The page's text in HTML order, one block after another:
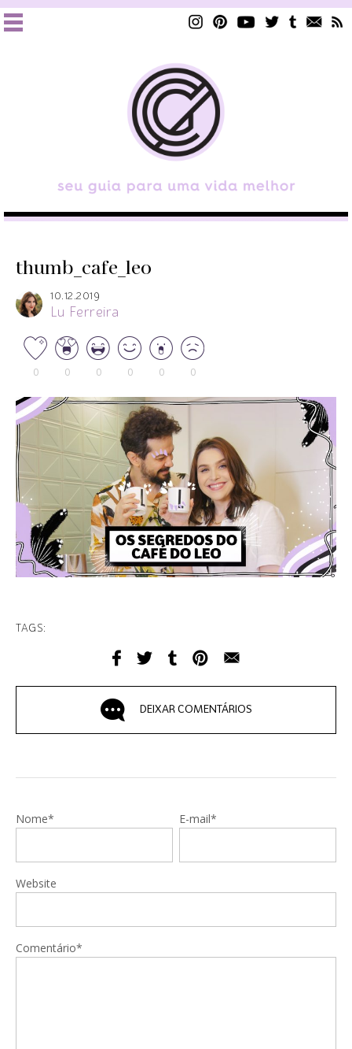
thumb_cafe_leo
10.12.2019
Lu Ferreira
0 0 0 0 0 0
TAGS:
DEIXAR COMENTÁRIOS
Nome* E-mail*
Website
Comentário*